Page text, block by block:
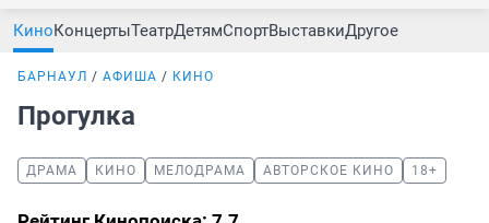
КиноКонцертыТеатрДетямСпортВыставкиДругое
БАРНАУЛ АФИША КИНО
Прогулка
ДРАМА КИНО МЕЛОДРАМА АВТОРСКОЕ КИНО 18+